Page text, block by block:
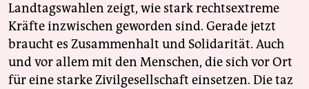
Landtagswahlen zeigt, wie stark rechtsextreme
Kräfte inzwischen geworden sind. Gerade jetzt
braucht es Zusammenhalt und Solidarität. Auch
und vor allem mit den Menschen, die sich vor Ort
für eine starke Zivilgesellschaft einsetzen. Die taz